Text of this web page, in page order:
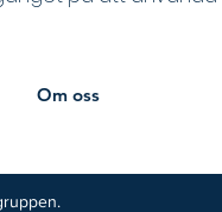
Om oss